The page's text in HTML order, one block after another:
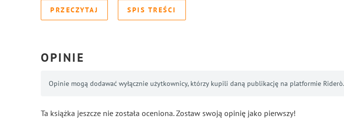
PRZECZYTAJ SPIS TREŚCI
OPINIE
Opinie mogą dodawać wyłącznie użytkownicy, którzy kupili daną publikację na platformie Riderò.
Ta książka jeszcze nie została oceniona. Zostaw swoją opinię jako pierwszy!